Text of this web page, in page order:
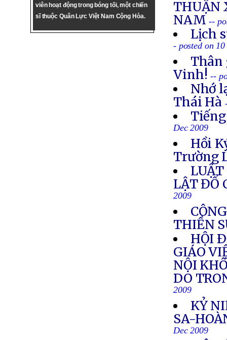
viên hoạt động trong bóng tối, một chiến
sĩ thuộc Quân Lực Việt Nam Cộng Hòa.
THUẬN
NAM--
Lịch
- posted on
Thân
Vinh! --
Nhớ
Thái Hà
Dec 2009
Hồi
Trường
LẬT ĐỔ
2009
THIỀN
HỘI
GIÁO
NỘI
DO
2009
KỶ
SA-
Dec 2009